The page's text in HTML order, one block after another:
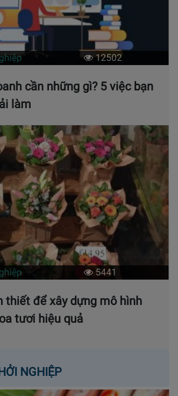
12502
cần những gì? 5 việc bạn
làm
5441
thiết để xây dựng mô hình
tươi hiệu quả
NGHIỆP